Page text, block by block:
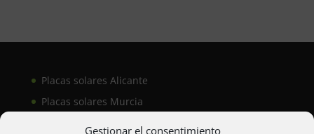
Gestionar el consentimiento
Placas solares Alicante
Placas solares Murcia